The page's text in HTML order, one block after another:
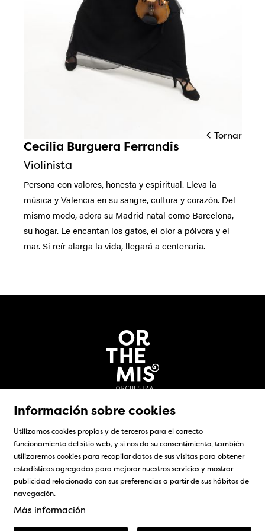
Diapositiva 1 de 1
Cecilia Burguera Ferrandis
Violinista
Tornar
Persona con valores, honesta y espiritual. Lleva la
música y Valencia en su sangre, cultura y corazón. Del
mismo modo, adora su Madrid natal como Barcelona,
su hogar. Le encantan los gatos, el olor a pólvora y el
mar. Si reír alarga la vida, llegará a centenaria.
Sitemap | Aviso Legal | Uso de Cookies | Contacto
Información sobre cookies
Utilizamos cookies propias y de terceros para el correcto
funcionamiento del sitio web, y si nos da su consentimiento, también
utilizaremos cookies para recopilar datos de sus visitas para obtener
estadísticas agregadas para mejorar nuestros servicios y mostrar
publicidad relacionada con sus preferencias a partir de sus hábitos de
navegación.
Más información